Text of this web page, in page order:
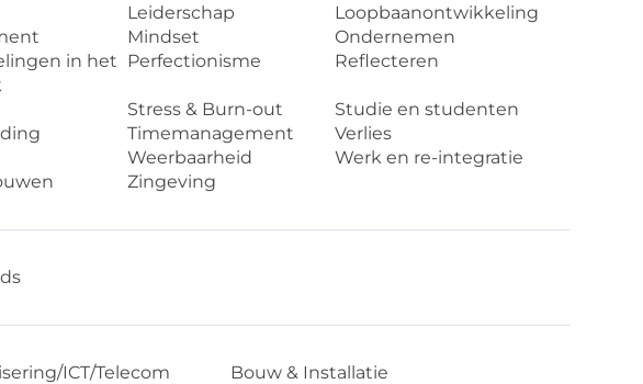
Leiderschap
Loopbaanontwikkeling
Mindset
Ondernemen
in het Perfectionisme Reflecteren
Stress & Burn-out
Studie en studenten
Timemanagement
Verlies
Weerbaarheid
Werk en re-integratie
Zingeving
ICT/Telecom
Bouw & Installatie